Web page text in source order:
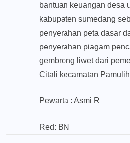
bantuan keuangan desa
kabupaten sumedang
penyerahan peta dasar
penyerahan piagam
gembrong liwet dari
Citali kecamatan
Pewarta : Asmi R
Red: BN